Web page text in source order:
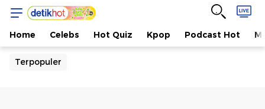
Home Celebs Hot Quiz Kpop Podcast Hot
Terpopuler